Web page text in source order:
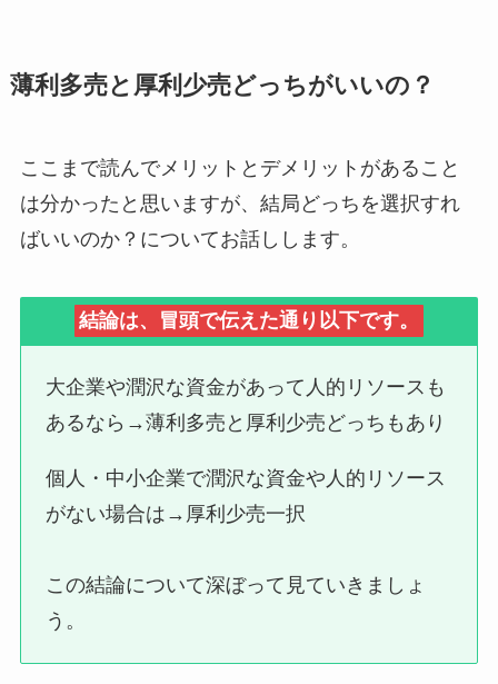
薄利多売と厚利少売どっちがいいの？
ここまで読んでメリットとデメリットがあること
は分かったと思いますが、結局どっちを選択すれ
ばいいのか？についてお話しします。
結論は、冒頭で伝えた通り以下です。
大企業や潤沢な資金があって人的リソースも
あるなら→薄利多売と厚利少売どっちもあり
個人・中小企業で潤沢な資金や人的リソース
がない場合は→厚利少売一択
この結論について深ぼって見ていきましょ
う。